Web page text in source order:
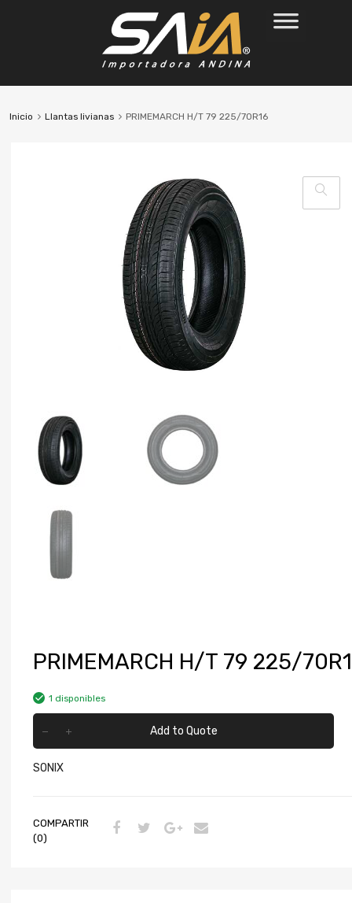
Inicio Llantas livianas PRIMEMARCH H/T 79 225/70R16
PRIMEMARCH H/T 79 225/
1 disponibles
Add to Quote
SONIX
COMPARTIR
(0)